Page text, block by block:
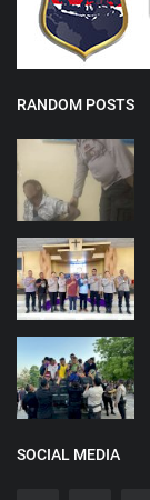
RANDOM POSTS
SOCIAL MEDIA